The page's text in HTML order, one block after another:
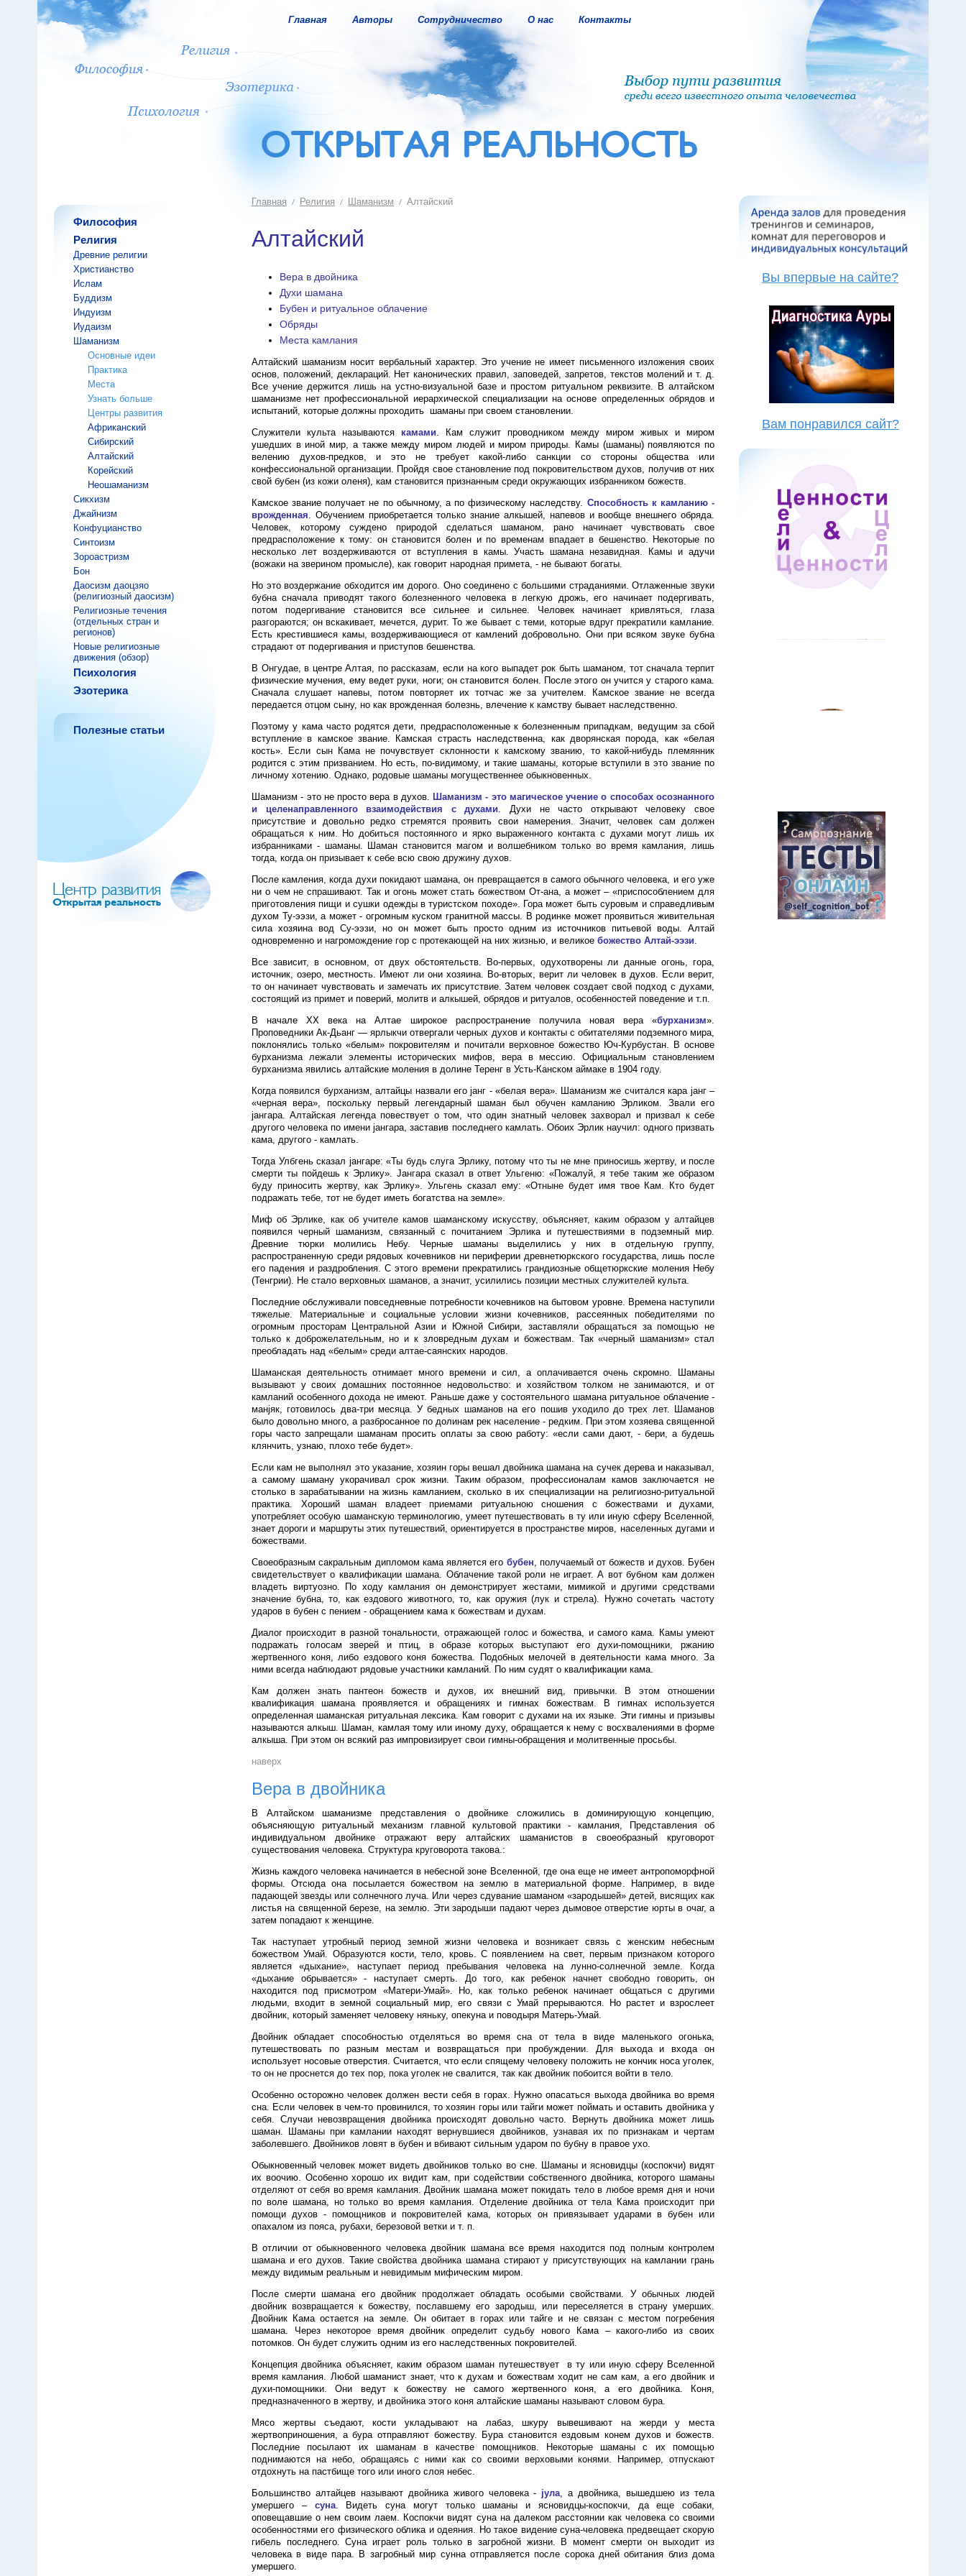
Главная Авторы Сотрудничество О нас Контакты
Философия
Религия
Древние религии
Христианство
Ислам
Буддизм
Индуизм
Иудаизм
Шаманизм
Основные идеи
Практика
Места
Узнать больше
Центры развития
Африканский
Сибирский
Алтайский
Корейский
Неошаманизм
Сикхизм
Джайнизм
Конфуцианство
Синтоизм
Зороастризм
Бон
Даосизм даоцзяо
(религиозный даосизм)
Религиозные течения
(отдельных стран и
регионов)
Новые религиозные
движения (обзор)
Психология
Эзотерика
Полезные статьи
Вы впервые на сайте?
Вам понравился сайт?
Главная Религия Шаманизм Алтайский
Алтайский
Вера в двойника
Духи шамана
Бубен и ритуальное облачение
Обряды
Места камлания
Алтайский шаманизм носит вербальный характер. Это учение не имеет письменного изложения своих
основ, положений, деклараций. Нет канонических правил, заповедей, запретов, текстов молений и т. д.
Все учение держится лишь на устно-визуальной базе и простом ритуальном реквизите. В алтайском
шаманизме нет профессиональной иерархической специализации на основе определенных обрядов и
испытаний, которые должны проходить шаманы при своем становлении.
Служители культа называются камами. Кам служит проводником между миром живых и миром
ушедших в иной мир, а также между миром людей и миром природы. Камы (шаманы) появляются по
велению духов-предков, и это не требует какой-либо санкции со стороны общества или
конфессиональной организации. Пройдя свое становление под покровительством духов, получив от них
свой бубен (из кожи оленя), кам становится признанным среди окружающих избранником божеств.
Камское звание получает не по обычному, а по физическому наследству. Способность к камланию -
врожденная. Обучением приобретается только знание алкышей, напевов и вообще внешнего обряда.
Человек, которому суждено природой сделаться шаманом, рано начинает чувствовать свое
предрасположение к тому: он становится болен и по временам впадает в бешенство. Некоторые по
несколько лет воздерживаются от вступления в камы. Участь шамана незавидная. Камы и адучи
(вожаки на зверином промысле), как говорит народная примета, - не бывают богаты.
Но это воздержание обходится им дорого. Оно соединено с большими страданиями. Отлаженные звуки
бубна сначала приводят такого болезненного человека в легкую дрожь, его начинает подергивать,
потом подергивание становится все сильнее и сильнее. Человек начинает кривляться, глаза
разгораются; он вскакивает, мечется, дурит. То же бывает с теми, которые вдруг прекратили камлание.
Есть крестившиеся камы, воздерживающиеся от камлений добровольно. Они при всяком звуке бубна
страдают от подергивания и приступов бешенства.
В Онгудае, в центре Алтая, по рассказам, если на кого выпадет рок быть шаманом, тот сначала терпит
физические мучения, ему ведет руки, ноги; он становится болен. После этого он учится у старого кама.
Сначала слушает напевы, потом повторяет их тотчас же за учителем. Камское звание не всегда
передается отцом сыну, но как врожденная болезнь, влечение к камству бывает наследственно.
Поэтому у кама часто родятся дети, предрасположенные к болезненным припадкам, ведущим за сбой
вступление в камское звание. Камская страсть наследственна, как дворянская порода, как «белая
кость». Если сын Кама не почувствует склонности к камскому званию, то какой-нибудь племянник
родится с этим призванием. Но есть, по-видимому, и такие шаманы, которые вступили в это звание по
личному хотению. Однако, родовые шаманы могущественнее обыкновенных.
Шаманизм - это не просто вера в духов. Шаманизм - это магическое учение о способах осознанного
и целенаправленного взаимодействия с духами. Духи не часто открывают человеку свое
присутствие и довольно редко стремятся проявить свои намерения. Значит, человек сам должен
обращаться к ним. Но добиться постоянного и ярко выраженного контакта с духами могут лишь их
избранниками - шаманы. Шаман становится магом и волшебником только во время камлания, лишь
тогда, когда он призывает к себе всю свою дружину духов.
После камления, когда духи покидают шамана, он превращается в самого обычного человека, и его уже
ни о чем не спрашивают. Так и огонь может стать божеством От-ана, а может – «приспособлением для
приготовления пищи и сушки одежды в туристском походе». Гора может быть суровым и справедливым
духом Ту-ээзи, а может - огромным куском гранитной массы. В родинке может проявиться живительная
сила хозяина вод Су-ээзи, но он может быть просто одним из источников питьевой воды. Алтай
одновременно и нагромождение гор с протекающей на них жизнью, и великое божество Алтай-ээзи.
Все зависит, в основном, от двух обстоятельств. Во-первых, одухотворены ли данные огонь, гора,
источник, озеро, местность. Имеют ли они хозяина. Во-вторых, верит ли человек в духов. Если верит,
то он начинает чувствовать и замечать их присутствие. Затем человек создает свой подход с духами,
состоящий из примет и поверий, молитв и алкышей, обрядов и ритуалов, особенностей поведение и т.п.
В начале XX века на Алтае широкое распространение получила новая вера «бурханизм».
Проповедники Ак-Дьанг — ярлыкчи отвергали черных духов и контакты с обитателями подземного мира,
поклонялись только «белым» покровителям и почитали верховное божество Юч-Курбустан. В основе
бурханизма лежали элементы исторических мифов, вера в мессию. Официальным становлением
бурханизма явились алтайские моления в долине Теренг в Усть-Канском аймаке в 1904 году.
Когда появился бурханизм, алтайцы назвали его jанг - «белая вера». Шаманизм же считался кара jанг –
«черная вера», поскольку первый легендарный шаман был обучен камланию Эрликом. Звали его
jангара. Алтайская легенда повествует о том, что один знатный человек захворал и призвал к себе
другого человека по имени jангара, заставив последнего камлать. Обоих Эрлик научил: одного призвать
кама, другого - камлать.
Тогда Улбгень сказал jангаре: «Ты будь слуга Эрлику, потому что ты не мне приносишь жертву, и после
смерти ты пойдешь к Эрлику». Jангара сказал в ответ Ульгеню: «Пожалуй, я тебе таким же образом
буду приносить жертву, как Эрлику». Ульгень сказал ему: «Отныне будет имя твое Кам. Кто будет
подражать тебе, тот не будет иметь богатства на земле».
Миф об Эрлике, как об учителе камов шаманскому искусству, объясняет, каким образом у алтайцев
появился черный шаманизм, связанный с почитанием Эрлика и путешествиями в подземный мир.
Древние тюрки молились Небу. Черные шаманы выделились у них в отдельную группу,
распространенную среди рядовых кочевников ни периферии древнетюркского государства, лишь после
его падения и раздробления. С этого времени прекратились грандиозные общетюркские моления Небу
(Тенгрии). Не стало верховных шаманов, а значит, усилились позиции местных служителей культа.
Последние обслуживали повседневные потребности кочевников на бытовом уровне. Времена наступили
тяжелые. Материальные и социальные условии жизни кочевников, рассеянных победителями по
огромным просторам Центральной Азии и Южной Сибири, заставляли обращаться за помощью не
только к доброжелательным, но и к зловредным духам и божествам. Так «черный шаманизм» стал
преобладать над «белым» среди алтае-саянских народов.
Шаманская деятельность отнимает много времени и сил, а оплачивается очень скромно. Шаманы
вызывают у своих домашних постоянное недовольство: и хозяйством толком не занимаются, и от
камланий особенного дохода не имеют. Раньше даже у состоятельного шамана ритуальное облачение -
манjяк, готовилось два-три месяца. У бедных шаманов на его пошив уходило до трех лет. Шаманов
было довольно много, а разбросанное по долинам рек население - редким. При этом хозяева священной
горы часто запрещали шаманам просить оплаты за свою работу: «если сами дают, - бери, а будешь
клянчить, узнаю, плохо тебе будет».
Если кам не выполнял это указание, хозяин горы вешал двойника шамана на сучек дерева и наказывал,
а самому шаману укорачивал срок жизни. Таким образом, профессионалам камов заключается не
столько в зарабатывании на жизнь камланием, сколько в их специализации на религиозно-ритуальной
практика. Хороший шаман владеет приемами ритуальною сношения с божествами и духами,
употребляет особую шаманскую терминологию, умеет путешествовать в ту или иную сферу Вселенной,
знает дороги и маршруты этих путешествий, ориентируется в пространстве миров, населенных дугами и
божествами.
Своеобразным сакральным дипломом кама является его бубен, получаемый от божеств и духов. Бубен
свидетельствует о квалификации шамана. Облачение такой роли не играет. А вот бубном кам должен
владеть виртуозно. По ходу камлания он демонстрирует жестами, мимикой и другими средствами
значение бубна, то, как ездового животного, то, как оружия (лук и стрела). Нужно сочетать частоту
ударов в бубен с пением - обращением кама к божествам и духам.
Диалог происходит в разной тональности, отражающей голос и божества, и самого кама. Камы умеют
подражать голосам зверей и птиц, в образе которых выступают его духи-помощники, ржанию
жертвенного коня, либо ездового коня божества. Подобных мелочей в деятельности кама много. За
ними всегда наблюдают рядовые участники камланий. По ним судят о квалификации кама.
Кам должен знать пантеон божеств и духов, их внешний вид, привычки. В этом отношении
квалификация шамана проявляется и обращениях и гимнах божествам. В гимнах используется
определенная шаманская ритуальная лексика. Кам говорит с духами на их языке. Эти гимны и призывы
называются алкыш. Шаман, камлая тому или иному духу, обращается к нему с восхвалениями в форме
алкыша. При этом он всякий раз импровизирует свои гимны-обращения и молитвенные просьбы.
наверх
Вера в двойника
В Алтайском шаманизме представления о двойнике сложились в доминирующую концепцию,
объясняющую ритуальный механизм главной культовой практики - камлания, Представления об
индивидуальном двойнике отражают веру алтайских шаманистов в своеобразный круговорот
существования человека. Структура круговорота такова.:
Жизнь каждого человека начинается в небесной зоне Вселенной, где она еще не имеет антропоморфной
формы. Отсюда она посылается божеством на землю в материальной форме. Например, в виде
падающей звезды или солнечного луча. Или через сдувание шаманом «зародышей» детей, висящих как
листья на священной березе, на землю. Эти зародыши падают через дымовое отверстие юрты в очаг, а
затем попадают к женщине.
Так наступает утробный период земной жизни человека и возникает связь с женским небесным
божеством Умай. Образуются кости, тело, кровь. С появлением на свет, первым признаком которого
является «дыхание», наступает период пребывания человека на лунно-солнечной земле. Когда
«дыхание обрывается» - наступает смерть. До того, как ребенок начнет свободно говорить, он
находится под присмотром «Матери-Умай». Но, как только ребенок начинает общаться с другими
людьми, входит в земной социальный мир, его связи с Умай прерываются. Но растет и взрослеет
двойник, который заменяет человеку няньку, опекуна и поводыря Матерь-Умай.
Двойник обладает способностью отделяться во время сна от тела в виде маленького огонька,
путешествовать по разным местам и возвращаться при пробуждении. Для выхода и входа он
использует носовые отверстия. Считается, что если спящему человеку положить не кончик носа уголек,
то он не проснется до тех пор, пока уголек не свалится, так как двойник побоится войти в тело.
Особенно осторожно человек должен вести себя в горах. Нужно опасаться выхода двойника во время
сна. Если человек в чем-то провинился, то хозяин горы или тайги может поймать и оставить двойника у
себя. Случаи невозвращения двойника происходят довольно часто. Вернуть двойника может лишь
шаман. Шаманы при камлании находят вернувшиеся двойников, узнавая их по признакам и чертам
заболевшего. Двойников ловят в бубен и вбивают сильным ударом по бубну в правое ухо.
Обыкновенный человек может видеть двойников только во сне. Шаманы и ясновидцы (коспокчи) видят
их воочию. Особенно хорошо их видит кам, при содействии собственного двойника, которого шаманы
отделяют от себя во время камлания. Двойник шамана может покидать тело в любое время дня и ночи
по воле шамана, но только во время камлания. Отделение двойника от тела Кама происходит при
помощи духов - помощников и покровителей кама, которых он привязывает ударами в бубен или
опахалом из пояса, рубахи, березовой ветки и т. п.
В отличии от обыкновенного человека двойник шамана все время находится под полным контролем
шамана и его духов. Такие свойства двойника шамана стирают у присутствующих на камлании грань
между видимым реальным и невидимым мифическим миром.
После смерти шамана его двойник продолжает обладать особыми свойствами. У обычных людей
двойник возвращается к божеству, пославшему его зародыш, или переселяется в страну умерших.
Двойник Кама остается на земле. Он обитает в горах или тайге и не связан с местом погребения
шамана. Через некоторое время двойник определит судьбу нового Кама – какого-либо из своих
потомков. Он будет служить одним из его наследственных покровителей.
Концепция двойника объясняет, каким образом шаман путешествует в ту или иную сферу Вселенной
время камлания. Любой шаманист знает, что к духам и божествам ходит не сам кам, а его двойник и
духи-помощники. Они ведут к божеству не самого жертвенного коня, а его двойника. Коня,
предназначенного в жертву, и двойника этого коня алтайские шаманы называют словом бура.
Мясо жертвы съедают, кости укладывают на лабаз, шкуру вывешивают на жерди у места
жертвоприношения, а бура отправляют божеству. Бура становится ездовым конем духов и божеств.
Последние посылают их шаманам в качестве помощников. Некоторые шаманы с их помощью
поднимаются на небо, обращаясь с ними как со своими верховыми конями. Например, отпускают
отдохнуть на пастбище того или иного слоя небес.
Большинство алтайцев называют двойника живого человека - jула, а двойника, вышедшею из тела
умершего – суна. Видеть суна могут только шаманы и ясновидцы-коспокчи, да еще собаки,
оповещавшие о нем своим лаем. Коспокчи видят суна на далеком расстоянии как человека со своими
особенностями его физического облика и одеяния. Но такое видение суна-человека предвещает скорую
гибель последнего. Суна играет роль только в загробной жизни. В момент смерти он выходит из
человека в виде пара. В загробный мир сунна отправляется после сорока дней обитания близ дома
умершего.